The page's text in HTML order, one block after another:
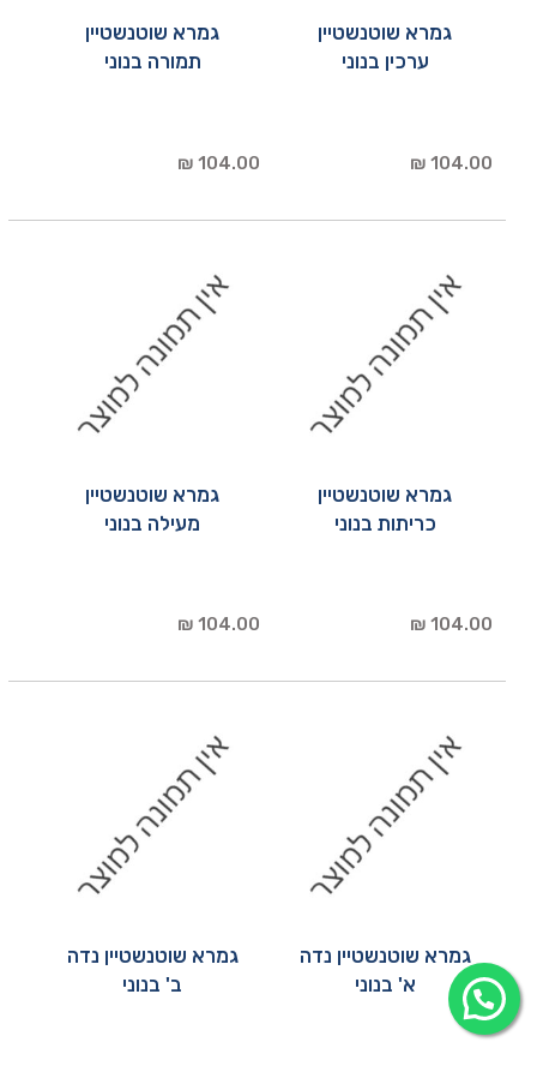
גמרא שוטנשטיין
ערכין בנוני
104.00 ₪
גמרא שוטנשטיין
תמורה בנוני
104.00 ₪
גמרא שוטנשטיין
כריתות בנוני
104.00 ₪
גמרא שוטנשטיין
מעילה בנוני
104.00 ₪
גמרא שוטנשטיין נדה
א' בנוני
גמרא שוטנשטיין נדה
ב' בנוני